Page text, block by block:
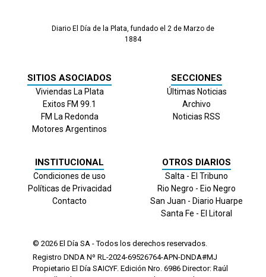
Diario El Día de la Plata, fundado el 2 de Marzo de
1884
SITIOS ASOCIADOS
Viviendas La Plata
Exitos FM 99.1
FM La Redonda
Motores Argentinos
SECCIONES
Últimas Noticias
Archivo
Noticias RSS
INSTITUCIONAL
Condiciones de uso
Políticas de Privacidad
Contacto
OTROS DIARIOS
Salta - El Tribuno
Rio Negro - Eio Negro
San Juan - Diario Huarpe
Santa Fe - El Litoral
© 2026 El Día SA - Todos los derechos reservados.
Registro DNDA Nº RL-2024-69526764-APN-DNDA#MJ
Propietario El Día SAICYF. Edición Nro. 6986 Director: Raúl